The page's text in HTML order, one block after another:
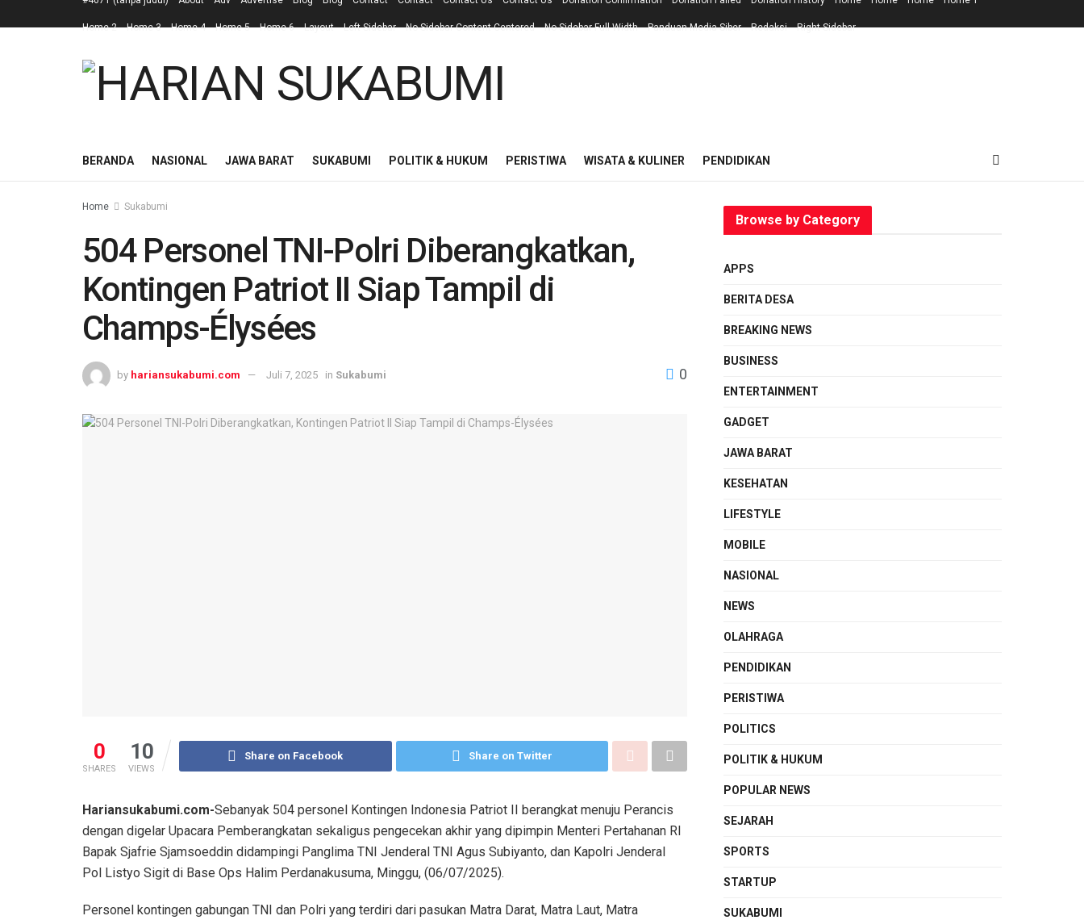
Home 2 Home 3 Home 4 Home 5 Home 6 Layout Left Sidebar No Sidebar Content Centered No Sidebar Full Width Panduan Media Siber Redaksi Right Sidebar
BERANDA NASIONAL JAWA BARAT SUKABUMI POLITIK & HUKUM PERISTIWA WISATA & KULINER PENDIDIKAN
Home Sukabumi
504 Personel TNI-Polri Diberangkatkan,
Kontingen Patriot II Siap Tampil di
Champs-Élysées
by hariansukabumi.com Juli 7, 2025 in Sukabumi 0
0
SHARES
10
VIEWS
Share on Facebook Share on Twitter
Hariansukabumi.com-Sebanyak 504 personel Kontingen Indonesia Patriot II berangkat menuju Perancis
dengan digelar Upacara Pemberangkatan sekaligus pengecekan akhir yang dipimpin Menteri Pertahanan RI
Bapak Sjafrie Sjamsoeddin didampingi Panglima TNI Jenderal TNI Agus Subiyanto, dan Kapolri Jenderal
Pol Listyo Sigit di Base Ops Halim Perdanakusuma, Minggu, (06/07/2025).
Personel kontingen gabungan TNI dan Polri yang terdiri dari pasukan Matra Darat, Matra Laut, Matra
Browse by Category
APPS
BERITA DESA
BREAKING NEWS
BUSINESS
ENTERTAINMENT
GADGET
JAWA BARAT
KESEHATAN
LIFESTYLE
MOBILE
NASIONAL
NEWS
OLAHRAGA
PENDIDIKAN
PERISTIWA
POLITICS
POLITIK & HUKUM
POPULAR NEWS
SEJARAH
SPORTS
STARTUP
SUKABUMI